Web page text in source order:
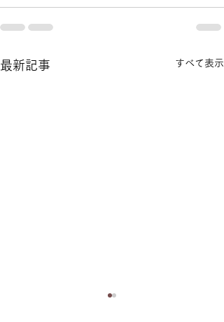
最新記事 すべて表示